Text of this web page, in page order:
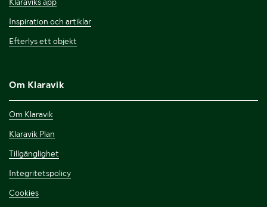
Inspiration och artiklar
Efterlys ett objekt
Om Klaravik
Om Klaravik
Klaravik Plan
Tillgänglighet
Integritetspolicy
Cookies